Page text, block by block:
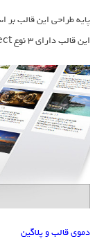
این قالب دارای 3 نوع Effect برای Lazy Load میباشد .
دموی قالب و پلاگین